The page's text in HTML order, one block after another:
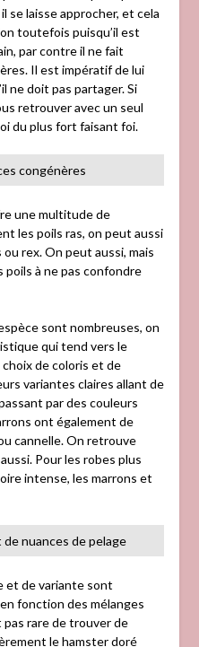
se laisse approcher, et cela
toutefois puisqu’il est
par contre il ne fait
Il est impératif de lui
ne doit pas partager. Si
retrouver avec un seul
du plus fort faisant foi.
congénères
une multitude de
les poils ras, on peut aussi
rex. On peut aussi, mais
poils à ne pas confondre
sont nombreuses, on
qui tend vers le
de coloris et de
variantes claires allant de
par des couleurs
ont également de
cannelle. On retrouve
Pour les robes plus
intense, les marrons et
nuances de pelage
et de variante sont
fonction des mélanges
pas rare de trouver de
le hamster doré